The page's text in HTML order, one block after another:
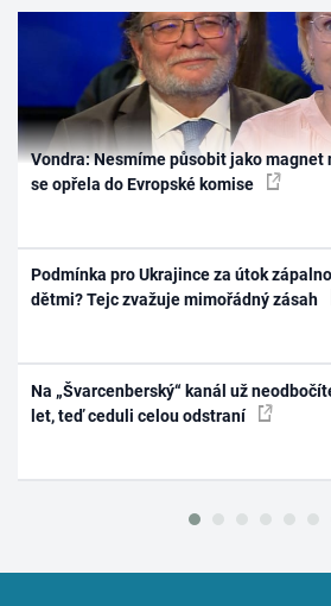
Vondra: Nesmíme působit jako magnet
se opřela do Evropské komise
Podmínka pro Ukrajince za útok
dětmi? Tejc zvažuje mimořádný zásah
Na „Švarcenberský“ kanál už
let, teď ceduli celou odstraní